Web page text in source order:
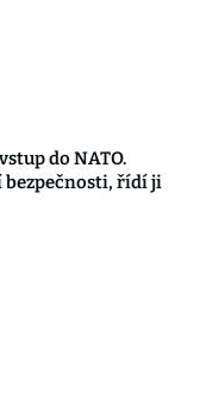
do NATO.
bezpečnosti, řídí ji